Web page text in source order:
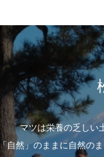
マツは栄養の乏しい
「自然」のままに自然の